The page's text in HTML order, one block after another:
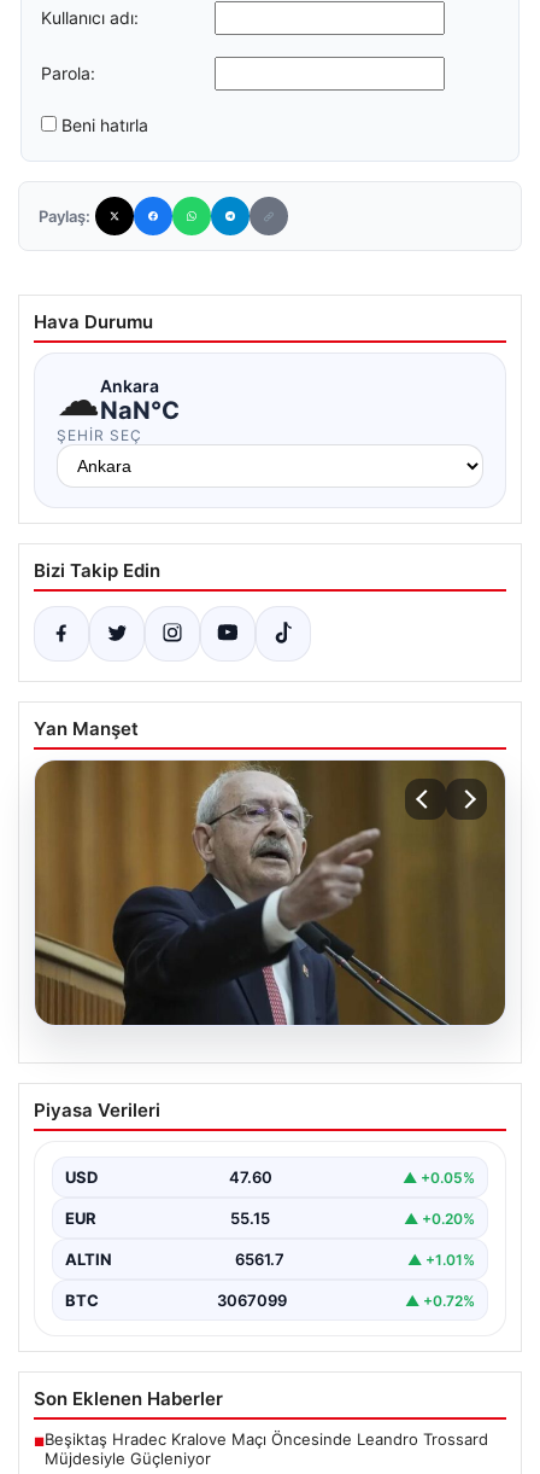
Kullanıcı adı:
Parola:
Beni hatırla
Paylaş:
Hava Durumu
☁Ankara
NaN°C
ŞEHIR SEÇ
Bizi Takip Edin
Yan Manşet
05.08.2026
Kılıçdaroğlu: Hesap sormaktan ve
vermekten çekinmeyiz
başlangıcını ilan eden Cumhuriyet Halk Partisi (CHP)
Genel…
Piyasa Verileri
USD 47.60 ▲ +0.05%
EUR 55.15 ▲ +0.20%
ALTIN 6561.7 ▲ +1.01%
BTC 3067099 ▲ +0.72%
Son Eklenen Haberler
■Beşiktaş Hradec Kralove Maçı Öncesinde Leandro Trossard
Müjdesiyle Güçleniyor